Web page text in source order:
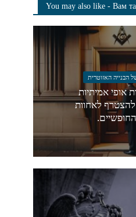
You may also like - Вам
הבנייה האזוטרית
אופי אמיתיות
לאחוות